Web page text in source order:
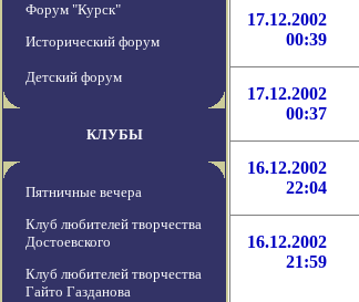
Форум "Курск"
Исторический форум
Детский форум
КЛУБЫ
Пятничные вечера
Клуб любителей творчества
Достоевского
Клуб любителей творчества
Гайто Газданова
17.12.2002
00:39
17.12.2002
00:37
16.12.2002
22:04
16.12.2002
21:59